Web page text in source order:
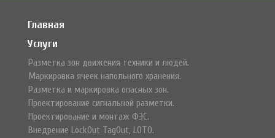
Главная
Услуги
Разметка зон движения техники и людей.
Маркировка ячеек напольного хранения.
Разметка и маркировка опасных зон.
Проектирование сигнальной разметки.
Проектирование и монтаж ФЭС.
Внедрение LockOut TagOut, LOTO.